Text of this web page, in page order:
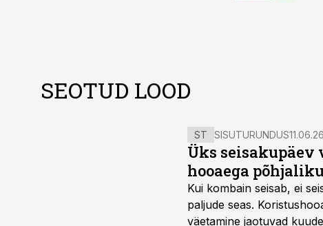
SEOTUD LOOD
ST SISUTURUNDUS
Üks seisakupäev
hooaega
Kui kombain seisab, ei
paljude seas.
väetamine jaotuvad